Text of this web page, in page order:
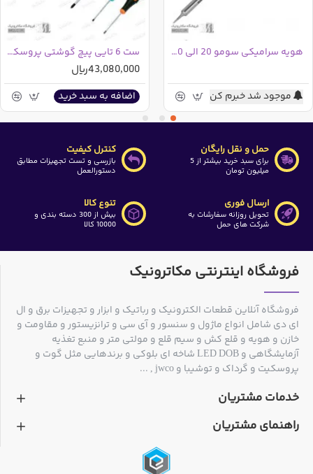
هویه سرامیکی سومو 20 الی 200 وات SM120
موجود شد خبرم کن
ست 6 تایی پیچ گوشتی پروسکیت SD-2301
43,080,000ریال
اضافه به سبد خرید
حمل و نقل رایگان
برای سبد خرید بیشتر از 5
میلیون تومان
کنترل کیفیت
بازرسی و تست تجهیزات مطابق
دستورالعمل
ارسال فوری
تحویل روزانه سفارشات به
شرکت های حمل
تنوع کالا
بیش از 300 دسته بندی و
10000 کالا
فروشگاه اینترنتی مکاترونیک
فروشگاه آنلاین قطعات الکترونیک و رباتیک و ابزار و تجهیزات برق و ال
ای دی شامل انواع ماژول و سنسور و آی سی و ترانزیستور و مقاومت و
خازن و هویه و قلع کش و سیم قلع و مولتی متر و منبع تغذیه
آزمایشگاهی و LED DOB شاخه ای بلوکی و برندهایی مثل گوت و
پروسکیت و گرداک و توشیبا و jwco , ...
خدمات مشتریان
راهنمای مشتریان